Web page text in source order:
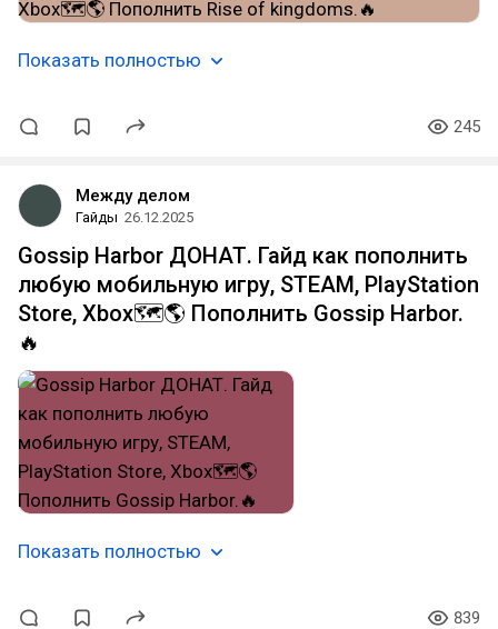
Показать полностью
245
Между делом
Гайды 26.12.2025
Gossip Harbor ДОНАТ. Гайд как пополнить
любую мобильную игру, STEAM, PlayStation
Store, Xbox🗺️🌎 Пополнить Gossip Harbor.
🔥
Показать полностью
839